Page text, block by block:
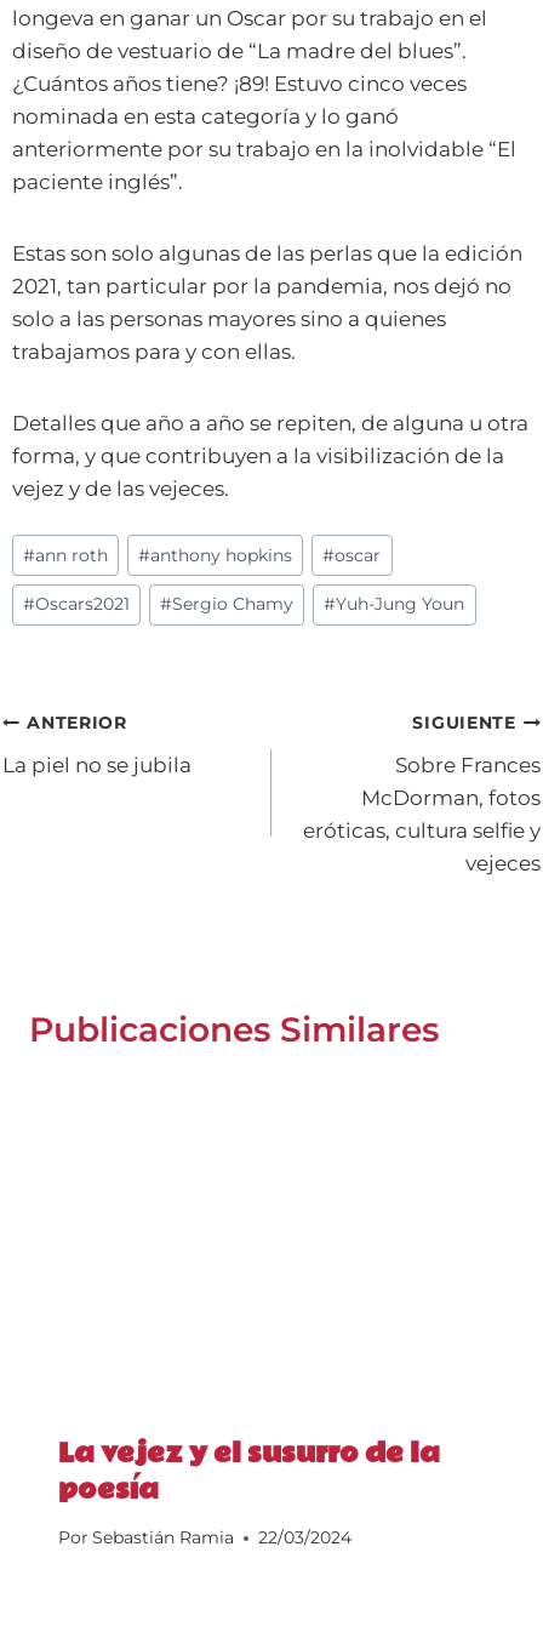
longeva en ganar un Oscar por su trabajo en el
diseño de vestuario de “La madre del blues”.
¿Cuántos años tiene? ¡89! Estuvo cinco veces
nominada en esta categoría y lo ganó
anteriormente por su trabajo en la inolvidable “El
paciente inglés”.
Estas son solo algunas de las perlas que la edición
2021, tan particular por la pandemia, nos dejó no
solo a las personas mayores sino a quienes
trabajamos para y con ellas.
Detalles que año a año se repiten, de alguna u otra
forma, y que contribuyen a la visibilización de la
vejez y de las vejeces.
Etiquetas
de
la
#ann roth #anthony hopkins #oscar
#Oscars2021 #Sergio Chamy #Yuh-Jung Youn
Navegación
de
ANTERIOR
La piel no se jubila
SIGUIENTE
Sobre Frances
McDorman, fotos
eróticas, cultura selfie y
vejeces
Publicaciones Similares
La vejez y el susurro de la
poesía
Por Sebastián Ramia 22/03/2024